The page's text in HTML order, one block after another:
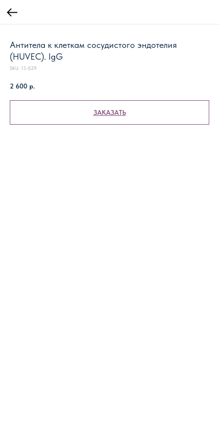
Антитела к клеткам сосудистого эндотелия
(HUVEC). IgG
SKU: 13-029
2 600 р.
ЗАКАЗАТЬ